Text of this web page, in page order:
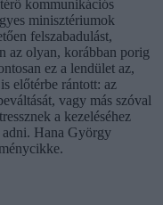
kommunikációs
minisztériumok
felszabadulást,
az olyan, korábban porig
ez a lendület az,
előtérbe rántott: az
vagy más szóval
a kezeléséhez
adni. Hana György